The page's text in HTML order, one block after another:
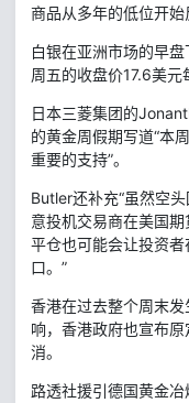
商品从多年的低位开始
白银在亚洲市场的早
周五的收盘价17.6美元
日本三菱集团的
的黄金周假期写道“本
重要的支持”。
Butler还补充“虽然空
意投机交易商在美国
平仓也可能会让投资
口。”
香港在过去整个周末
响，香港政府也宣布
消。
路透社援引德国黄金